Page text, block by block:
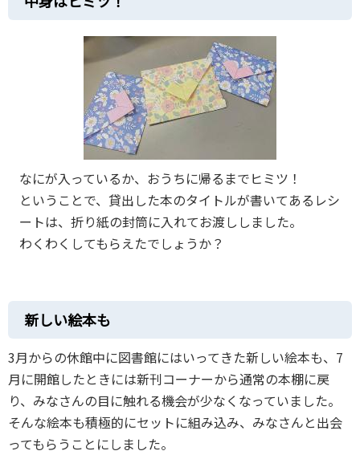
なにが入っているか、おうちに帰るまでヒミツ！
ということで、貸出した本のタイトルが書いてあるレシ
ートは、折り紙の封筒に入れてお渡ししました。
わくわくしてもらえたでしょうか？
新しい絵本も
3月からの休館中に図書館にはいってきた新しい絵本も、7
月に開館したときには新刊コーナーから通常の本棚に戻
り、みなさんの目に触れる機会が少なくなっていました。
そんな絵本も積極的にセットに組み込み、みなさんと出会
ってもらうことにしました。